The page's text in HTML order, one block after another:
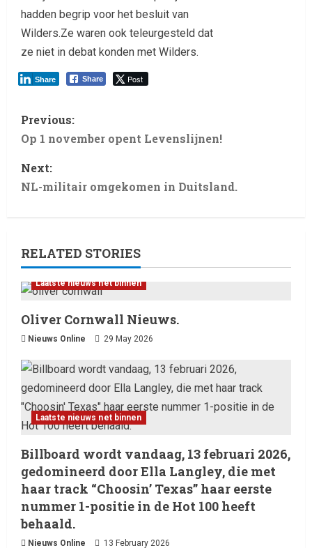
hadden begrip voor het besluit van
Wilders.Ze waren ook teleurgesteld dat
ze niet in debat konden met Wilders.
Share Post
Share
Previous:
Op 1 november opent Levenslijnen!
Next:
NL-militair omgekomen in Duitsland.
RELATED STORIES
Laatste nieuws net binnen
Oliver Cornwall Nieuws.
Nieuws Online 29 May 2026
Laatste nieuws net binnen
Billboard wordt vandaag, 13 februari 2026,
gedomineerd door Ella Langley, die met
haar track “Choosin’ Texas” haar eerste
nummer 1-positie in de Hot 100 heeft
behaald.
Nieuws Online 13 February 2026
2
Laatste nieuws net binnen
Billboard wordt vandaag, 13
februari 2026, gedomineerd
door Ella Langley, die met haar
track “Choosin’ Texas” haar
Hot 100 heeft behaald.
13 February 2026
Laatste nieuws net binnen
Het belangrijkste
entertainmentnieuws van
vandaag, 12 februari 2026.